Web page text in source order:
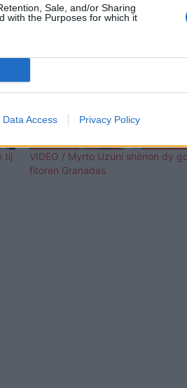
Sale, and/or Sharing
with the Purposes for which it
Data Access Privacy Policy
tij
VIDEO / Myrto Uzuni shënon dy
fitoren Granadas